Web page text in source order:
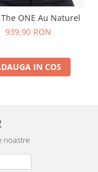
The ONE Au Naturel
939,90 RON
IN COS
noastre